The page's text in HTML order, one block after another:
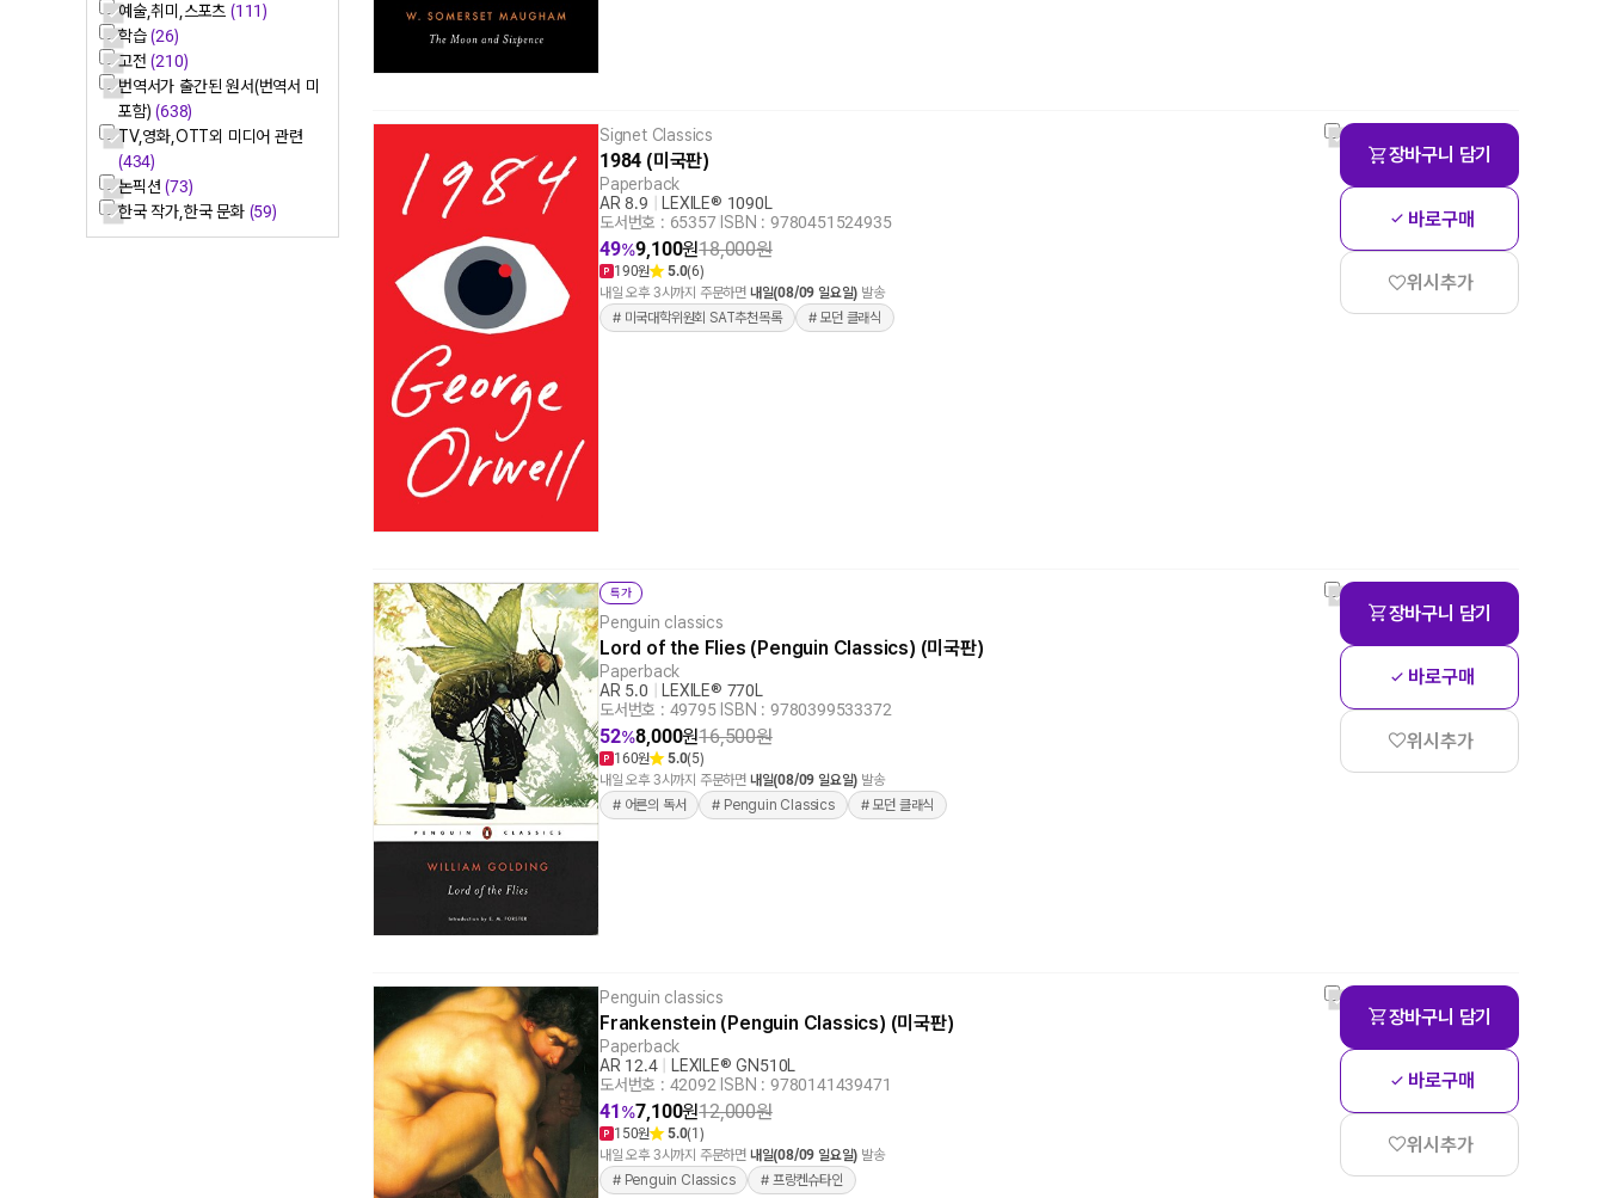
예술,취미,스포츠(111)
학습(26)
고전(210)
번역서가 출간된 원서(번역서 미
포함)(638)
TV,영화,OTT외 미디어 관련
(434)
논픽션(73)
한국 작가,한국 문화 (59)
Signet Classics
1984 (미국판)
Paperback
AR 8.9
LEXILE® 1090L
도서번호 : 65357| ISBN : 9780451524935
49%9,100원18,000원
190원 5.0(6)
내일 오후 3시까지 주문하면 내일(08/09 일요일) 발송
# 미국대학위원회 SAT추천목록
# 모던 클래식
장바구니 담기
바로구매
위시추가
특가
Penguin classics
Lord of the Flies (Penguin Classics) (미국판)
Paperback
AR 5.0
LEXILE® 770L
도서번호 : 49795| ISBN : 9780399533372
52%8,000원16,500원
160원 5.0(5)
내일 오후 3시까지 주문하면 내일(08/09 일요일) 발송
# 어른의 독서
# Penguin Classics # 모던 클래식
장바구니 담기
바로구매
위시추가
Penguin classics
Frankenstein (Penguin Classics) (미국판)
Paperback
AR 12.4
LEXILE® GN510L
도서번호 : 42092 ISBN : 9780141439471
41%7,100원12,000원
150원 5.0(1)
내일 오후 3시까지 주문하면 내일(08/09 일요일) 발송
# Penguin Classics
# 프랑켄슈타인
장바구니 담기
바로구매
위시추가